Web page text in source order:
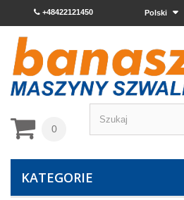
Polski
+48422121450
0
KATEGORIE